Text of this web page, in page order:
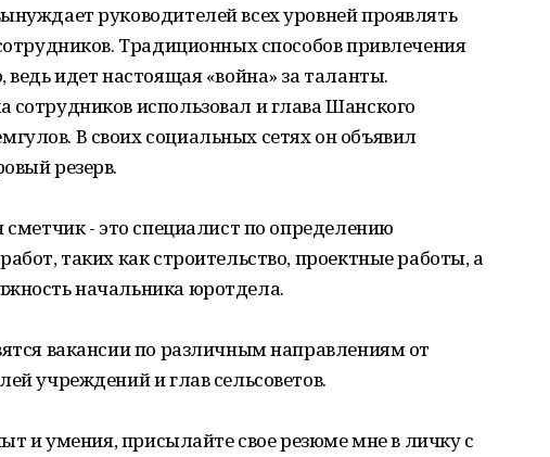
руководителей всех уровней проявлять
Традиционных способов привлечения
идет настоящая «война» за таланты.
использовал и глава Шанского
В своих социальных сетях он объявил
резерв.
- это специалист по определению
таких как строительство, проектные работы, а
начальника юротдела.
вакансии по различным направлениям от
учреждений и глав сельсоветов.
и умения, присылайте свое резюме мне в личку с